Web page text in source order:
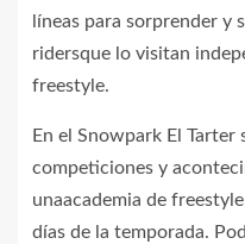
líneas para sorprender y
ridersque lo visitan
freestyle.
En el Snowpark El
competiciones y
unaacademia de
días de la temporada.